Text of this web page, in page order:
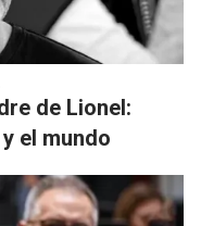
de Lionel:
el mundo